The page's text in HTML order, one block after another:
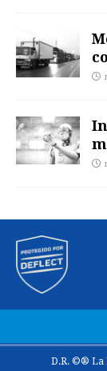
D.R. ©® La